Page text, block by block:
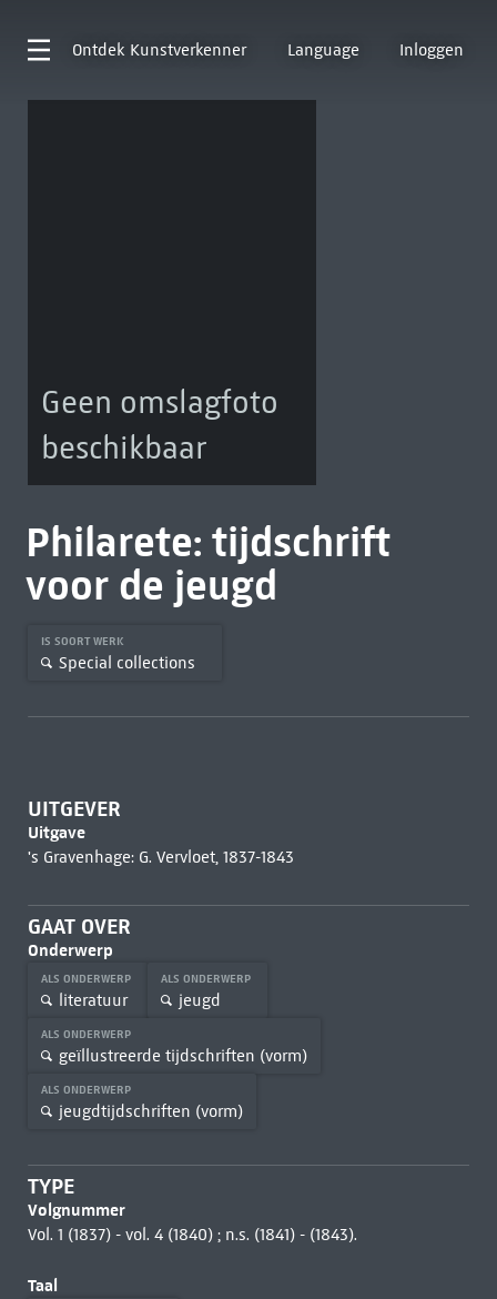
Ontdek Kunstverkenner Language Inloggen
Geen omslagfoto
beschikbaar
Philarete: tijdschrift
voor de jeugd
IS SOORT WERK
Special collections
UITGEVER
Uitgave
's Gravenhage: G. Vervloet, 1837-1843
GAAT OVER
Onderwerp
ALS ONDERWERP
literatuur
ALS ONDERWERP
jeugd
ALS ONDERWERP
geïllustreerde tijdschriften (vorm)
ALS ONDERWERP
jeugdtijdschriften (vorm)
TYPE
Volgnummer
Vol. 1 (1837) - vol. 4 (1840) ; n.s. (1841) - (1843).
Taal